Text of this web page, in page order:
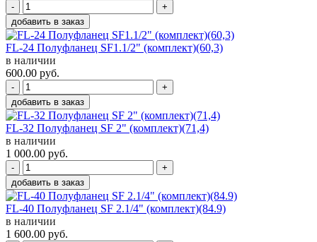
-
+
добавить в заказ
FL-24 Полуфланец SF1.1/2" (комплект)(60,3)
в наличии
600.00 руб.
-
+
добавить в заказ
FL-32 Полуфланец SF 2" (комплект)(71,4)
в наличии
1 000.00 руб.
-
+
добавить в заказ
FL-40 Полуфланец SF 2.1/4" (комплект)(84.9)
в наличии
1 600.00 руб.